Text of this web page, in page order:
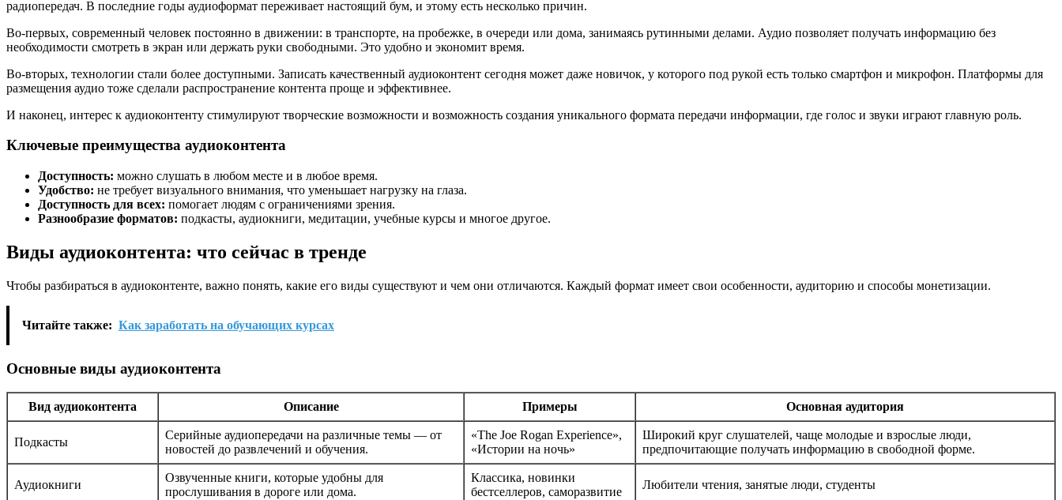
радиопередач. В последние годы аудиоформат переживает настоящий бум, и этому есть несколько причин.
Во-первых, современный человек постоянно в движении: в транспорте, на пробежке, в очереди или дома, занимаясь рутинными делами. Аудио позволяет получать информацию без
необходимости смотреть в экран или держать руки свободными. Это удобно и экономит время.
Во-вторых, технологии стали более доступными. Записать качественный аудиоконтент сегодня может даже новичок, у которого под рукой есть только смартфон и микрофон. Платформы для
размещения аудио тоже сделали распространение контента проще и эффективнее.
И наконец, интерес к аудиоконтенту стимулируют творческие возможности и возможность создания уникального формата передачи информации, где голос и звуки играют главную роль.
Ключевые преимущества аудиоконтента
Доступность: можно слушать в любом месте и в любое время.
Удобство: не требует визуального внимания, что уменьшает нагрузку на глаза.
Доступность для всех: помогает людям с ограничениями зрения.
Разнообразие форматов: подкасты, аудиокниги, медитации, учебные курсы и многое другое.
Виды аудиоконтента: что сейчас в тренде
Чтобы разбираться в аудиоконтенте, важно понять, какие его виды существуют и чем они отличаются. Каждый формат имеет свои особенности, аудиторию и способы монетизации.
Читайте также: Как заработать на обучающих курсах
Основные виды аудиоконтента
Вид аудиоконтента Описание Примеры Основная аудитория
Подкасты
Серийные аудиопередачи на различные темы — от
новостей до развлечений и обучения.
«The Joe Rogan Experience»,
«Истории на ночь»
Широкий круг слушателей, чаще молодые и взрослые люди,
предпочитающие получать информацию в свободной форме.
Аудиокниги
Озвученные книги, которые удобны для
прослушивания в дороге или дома.
Классика, новинки
бестселлеров, саморазвитие
Любители чтения, занятые люди, студенты